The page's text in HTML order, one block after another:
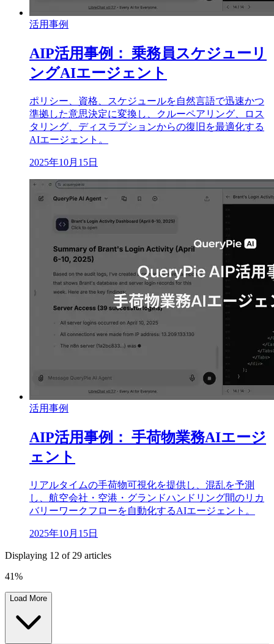
活用事例
AIP活用事例： 乗務員スケジューリ
ングAIエージェント
ポリシー、資格、スケジュールを自然言語で迅速かつ
準拠した意思決定に変換し、クルーペアリング、ロス
タリング、ディスラプションからの復旧を最適化する
AIエージェント。
2025年10月15日
活用事例
AIP活用事例： 手荷物業務AIエージ
ェント
リアルタイムの手荷物可視化を提供し、混乱を予測
し、航空会社・空港・グランドハンドリング間のリカ
バリーワークフローを自動化するAIエージェント。
2025年10月15日
Displaying 12 of 29 articles
41%
Load More